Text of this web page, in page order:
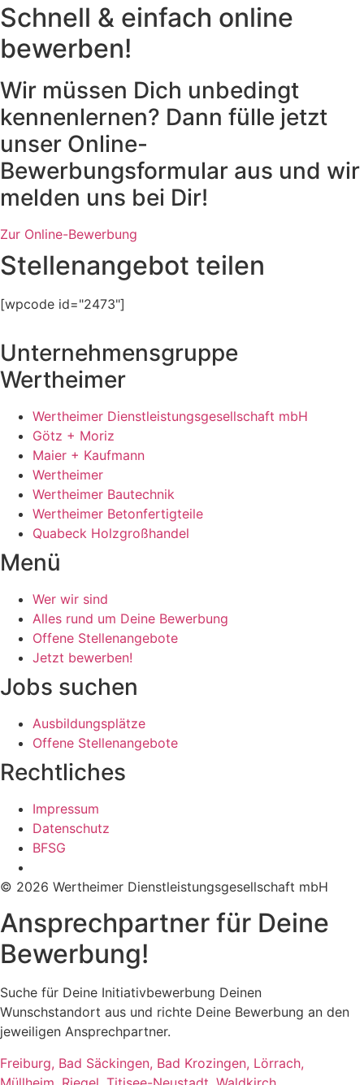
Schnell & einfach online
bewerben!
Wir müssen Dich unbedingt
kennenlernen? Dann fülle jetzt
unser Online-
Bewerbungsformular aus und wir
melden uns bei Dir!
Zur Online-Bewerbung
Stellenangebot teilen
[wpcode id="2473"]
Unternehmensgruppe
Wertheimer
Wertheimer Dienstleistungsgesellschaft mbH
Götz + Moriz
Maier + Kaufmann
Wertheimer
Wertheimer Bautechnik
Wertheimer Betonfertigteile
Quabeck Holzgroßhandel
Menü
Wer wir sind
Alles rund um Deine Bewerbung
Offene Stellenangebote
Jetzt bewerben!
Jobs suchen
Ausbildungsplätze
Offene Stellenangebote
Rechtliches
Impressum
Datenschutz
BFSG
© 2026 Wertheimer Dienstleistungsgesellschaft mbH
Ansprechpartner für Deine
Bewerbung!
Suche für Deine Initiativbewerbung Deinen
Wunschstandort aus und richte Deine Bewerbung an den
jeweiligen Ansprechpartner.
Freiburg, Bad Säckingen, Bad Krozingen, Lörrach,